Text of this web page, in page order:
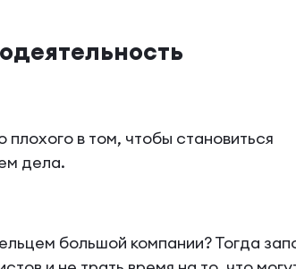
в том, чтобы становиться
дела.
большой компании? Тогда